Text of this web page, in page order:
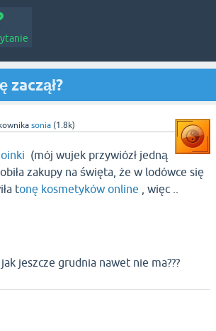
zaczął?
sonia (1.8k)
(mój wujek przywiózł jedną
zakupy na święta, że w lodówce się
tonę kosmetyków online , więc ..
jeszcze grudnia nawet nie ma???